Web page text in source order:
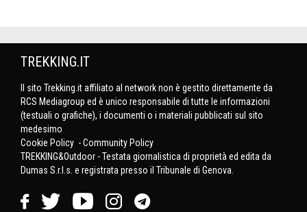
TREKKING.IT
Il sito Trekking.it affiliato al network non è gestito direttamente da
RCS Mediagroup ed è unico responsabile di tutte le informazioni
(testuali o grafiche), i documenti o i materiali pubblicati sul sito
medesimo
Cookie Policy -Community Policy
TREKKING&Outdoor - Testata giornalistica di proprietà ed edita da
Dumas S.r.l.s. e registrata presso il Tribunale di Genova.